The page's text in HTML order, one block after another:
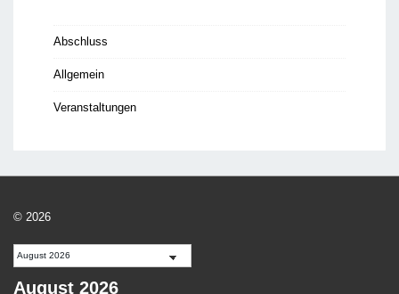
Abschluss
Allgemein
Veranstaltungen
© 2026
August 2026